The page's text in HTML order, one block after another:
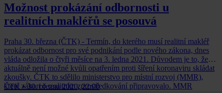
Možnost prokázání odbornosti u
realitních makléřů se posouvá
Praha 30. března (ČTK) - Termín, do kterého musí realitní makléř
prokázat odbornost pro své podnikání podle nového zákona, dnes
vláda odložila o čtyři měsíce na 3. ledna 2021. Důvodem je to, že
aktuálně není možné kvůli opatřením proti šíření koronaviru skládat
zkoušky. ČTK to sdělilo ministerstvo pro místní rozvoj (MMR),
které zákon o realitním zprostředkování připravovalo. MMR
ČTK • 30. března 2020, 22:00